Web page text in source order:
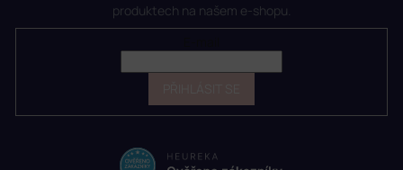
produktech na našem e-shopu.